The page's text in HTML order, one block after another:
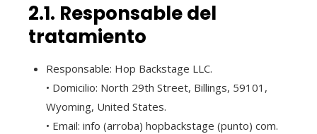
2.1. Responsable del
tratamiento
Responsable: Hop Backstage LLC.
• Domicilio: North 29th Street, Billings, 59101,
Wyoming, United States.
• Email: info (arroba) hopbackstage (punto) com.